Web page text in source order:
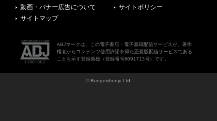
動画・バナー広告について
サイトポリシー
サイトマップ
ABJマークは、この電子書店・電子書籍配信サービスが、著作
権者からコンテンツ使用許諾を得た正規版配信サービスである
ことを示す登録商標（登録番号6091713号）です。
© Bungeishunju Ltd.